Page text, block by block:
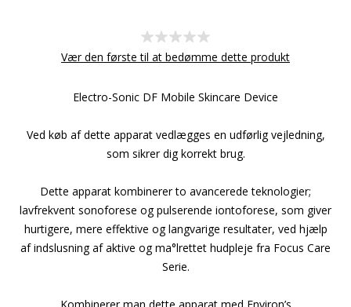
Vær den første til at bedømme dette produkt
Electro-Sonic DF Mobile Skincare Device
Ved køb af dette apparat vedlægges en udførlig vejledning,
som sikrer dig korrekt brug.
Dette apparat kombinerer to avancerede teknologier;
lavfrekvent sonoforese og pulserende iontoforese, som giver
hurtigere, mere effektive og langvarige resultater, ved hjælp
af indslusning af aktive og ma°lrettet hudpleje fra Focus Care
Serie.